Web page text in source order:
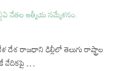
నేతల ఆత్మీయ సమ్మేళనం.
రాజధాని ఢిల్లీలో తెలుగు రాష్ట్రాల
వేదికపై …